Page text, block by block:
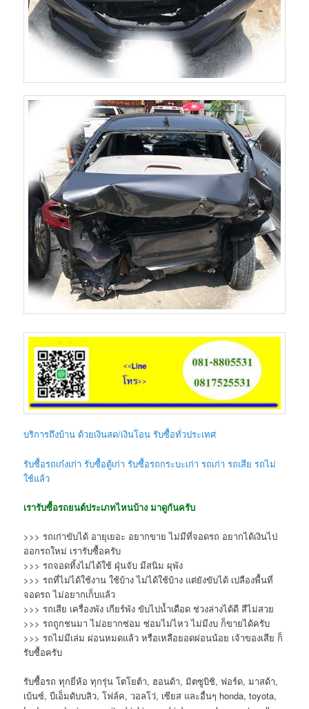
บริการถึงบ้าน ด้วยเงินสด/เงินโอน รับซื้อทั่วประเทศ
รับซื้อรถเก๋งเก่า รับซื้อตู้เก่า รับซื้อรถกระบะเก่า รถเก่า รถเสีย รถไม่
ใช้แล้ว
เรารับซื้อรถยนต์ประเภทไหนบ้าง มาดูกันครับ
>>> รถเก่าขับได้ อายุเยอะ อยากขาย ไม่มีที่จอดรถ อยากได้เงินไป
ออกรถใหม่ เรารับซื้อครับ
>>> รถจอดทิ้งไม่ได้ใช้ ฝุ่นจับ มีสนิม ผุพัง
>>> รถที่ไม่ได้ใช้งาน ใช้บ้าง ไม่ได้ใช้บ้าง แต่ยังขับได้ เปลืองพื้นที่
จอดรถ ไม่อยากเก็บแล้ว
>>> รถเสีย เครื่องพัง เกียร์พัง ขับไปน้ำเดือด ช่วงล่างได้ดี สีไม่สวย
>>> รถถูกชนมา ไม่อยากซ่อม ซ่อมไม่ไหว ไม่มีงบ ก็ขายได้ครับ
>>> รถไม่มีเล่ม ผ่อนหมดแล้ว หรือเหลือยอดผ่อนน้อย เจ้าของเสีย ก็
รับซื้อครับ
รับซื้อรถ ทุกยี่ห้อ ทุกรุ่น โตโยต้า, ฮอนด้า, มิตซูบิชิ, ฟอร์ด, มาสด้า,
เบ้นซ์, บีเอ็มดับบลิว, โฟล์ค, วอลโว่, เซียส และอื่นๆ honda, toyota,